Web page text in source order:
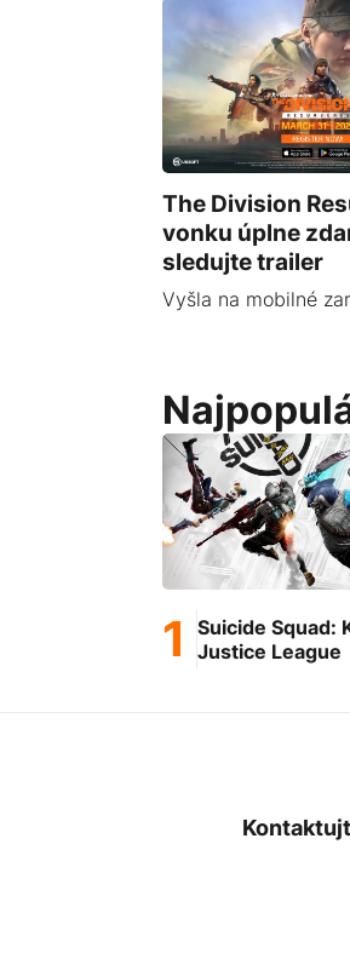
The Division
vonku úplne
sledujte trailer
Vyšla na mobilné
Suicide Squad:
Justice League